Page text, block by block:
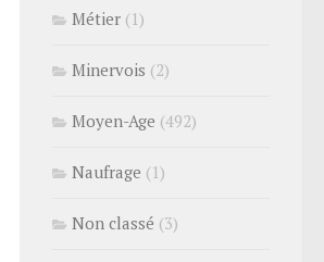
Métier (1)
Minervois (2)
Moyen-Age (492)
Naufrage (1)
Non classé (3)